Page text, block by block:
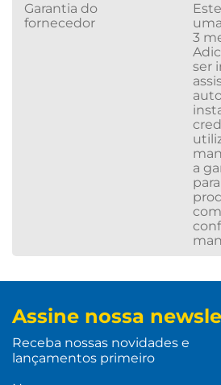
Garantia do
fornecedor
3
ser
a
Assine nossa
Receba nossas novidades e
lançamentos primeiro